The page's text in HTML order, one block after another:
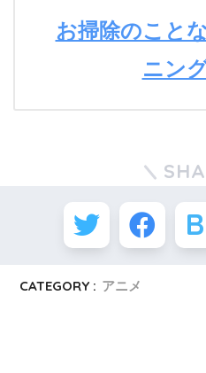
お掃除のこと
ニン
CATEGORY : アニメ